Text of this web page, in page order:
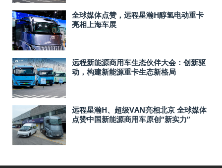
全球媒体点赞，远程星瀚H醇氢电动重卡
亮相上海车展
远程新能源商用车生态伙伴大会：创新驱
动，构建新能源重卡生态新格局
远程星瀚H、超级VAN亮相北京 全球媒体
点赞中国新能源商用车原创“新实力”